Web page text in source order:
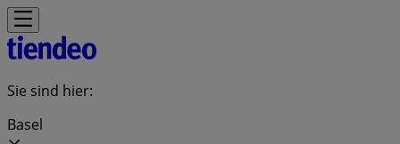
Sie sind hier:
Basel